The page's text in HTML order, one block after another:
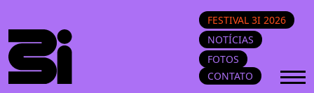
FESTIVAL 3I 2026
NOTÍCIAS
FOTOS
CONTATO